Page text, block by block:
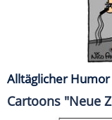
Alltäglicher Humor
Cartoons "Neue